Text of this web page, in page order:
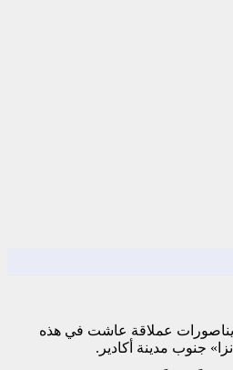
لديناصورات عملاقة عاشت في هذه